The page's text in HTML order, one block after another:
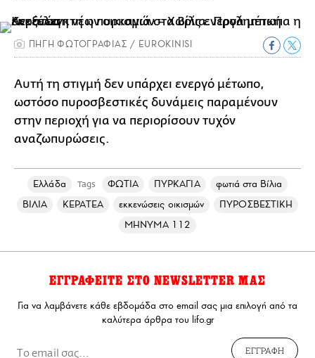
ΠΗΓΗ ΦΩΤΟΓΡΑΦΙΑΣ / EUROKINISI
Αυτή τη στιγμή δεν υπάρχει ενεργό μέτωπο,
ωστόσο πυροσβεστικές δυνάμεις παραμένουν
στην περιοχή για να περιορίσουν τυχόν
αναζωπυρώσεις.
Ελλάδα Tags ΦΩΤΙΑ ΠΥΡΚΑΓΙΑ
φωτιά στα Βίλια
ΒΙΛΙΑ
ΚΕΡΑΤΕΑ εκκενώσεις οικισμών
ΠΥΡΟΣΒΕΣΤΙΚΗ
ΜΗΝΥΜΑ 112
ΕΓΓΡΑΦΕΙΤΕ ΣΤΟ NEWSLETTER ΜΑΣ
Για να λαμβάνετε κάθε εβδομάδα στο email σας μια επιλογή από τα
καλύτερα άρθρα του lifo.gr
ΕΓΓΡΑΦΗ